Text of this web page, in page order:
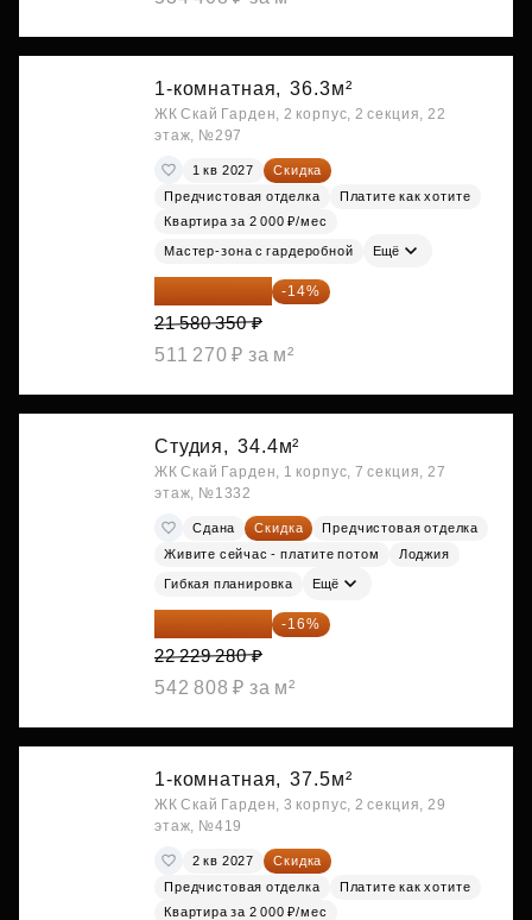
1-комнатная, 36.3м²
ЖК Скай Гарден, 2 корпус, 2 секция, 22
этаж, №297
1 кв 2027
Скидка
Предчистовая отделка
Платите как хотите
Квартира за 2 000 ₽/мес
Мастер-зона с гардеробной Ещё
18 559 101 ₽ -14%
21 580 350 ₽
511 270 ₽ за м²
Студия, 34.4м²
ЖК Скай Гарден, 1 корпус, 7 секция, 27
этаж, №1332
Сдана Скидка
Предчистовая отделка
Живите сейчас - платите потом
Лоджия
Гибкая планировка Ещё
18 672 595 ₽ -16%
22 229 280 ₽
542 808 ₽ за м²
1-комнатная, 37.5м²
ЖК Скай Гарден, 3 корпус, 2 секция, 29
этаж, №419
2 кв 2027
Скидка
Предчистовая отделка
Платите как хотите
Квартира за 2 000 ₽/мес